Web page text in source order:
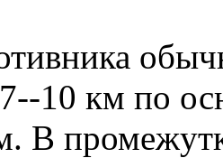
10 км по
В